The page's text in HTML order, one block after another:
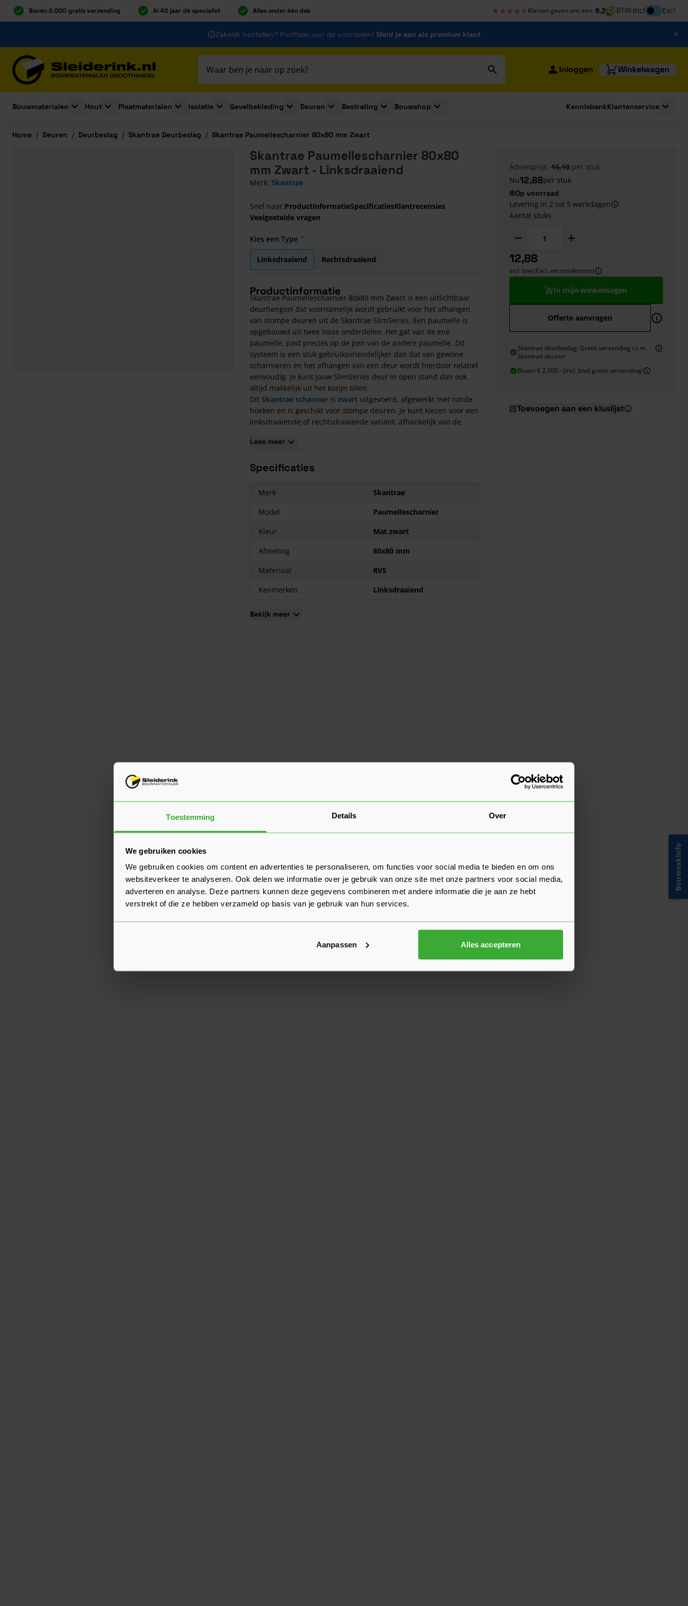
Toestemming Details Over
We gebruiken cookies
We gebruiken cookies om content en advertenties te personaliseren, om functies voor social media te bieden en om ons
websiteverkeer te analyseren. Ook delen we informatie over je gebruik van onze site met onze partners voor social media,
adverteren en analyse. Deze partners kunnen deze gegevens combineren met andere informatie die je aan ze hebt
verstrekt of die ze hebben verzameld op basis van je gebruik van hun services.
Aanpassen Alles accepteren
Boven 2.000 gratis verzending Al 40 jaar dé specialist Alles onder één dak ★★★★★
★★★★★ Klanten geven ons een 9,2 BTW:InclInclusief btw
Excl
Zakelijk bestellen? Profiteer van de voordelen! Meld je aan als premium klant
Inloggen Winkelwagen
Bouwmaterialen
Toggle submenu for Bouwmaterialen
Hout
Toggle submenu for Hout
Plaatmaterialen
Toggle submenu for Plaatmaterialen
Isolatie
Toggle submenu for Isolatie
Gevelbekleding
Toggle submenu for Gevelbekleding
Deuren
Toggle submenu for Deuren
Bestrating
Toggle submenu for Bestrating
Bouwshop
Toggle submenu for Bouwshop
KennisbankKlantenservice
Home / Deuren / Deurbeslag / Skantrae Deurbeslag / Skantrae Paumellescharnier 80x80 mm Zwart
Skantrae Paumellescharnier 80x80
mm Zwart - Linksdraaiend
Merk: Skantrae
Snel naar:ProductinformatieSpecificatiesKlantrecensies
Veelgestelde vragen
Kies een Type
Linksdraaiend Rechtsdraaiend
Productinformatie
Skantrae Paumellescharnier 80x80 mm Zwart is een uitlichtbaar
deurhengsel dat voornamelijk wordt gebruikt voor het afhangen
van stompe deuren uit de Skantrae SlimSeries. Een paumelle is
opgebouwd uit twee losse onderdelen. Het gat van de ene
paumelle, past precies op de pen van de andere paumelle. Dit
systeem is een stuk gebruiksvriendelijker dan dat van gewone
scharnieren en het afhangen van een deur wordt hierdoor relatief
eenvoudig. Je kunt jouw SlimSeries deur in open stand dan ook
altijd makkelijk uit het kozijn tillen.
Dit Skantrae scharnier is zwart uitgevoerd, afgewerkt met ronde
hoeken en is geschikt voor stompe deuren. Je kunt kiezen voor een
linksdraaiende of rechtsdraaiende variant, afhankelijk van de
Lees meer
Specificaties
Merk
Skantrae
Model
Paumellescharnier
Kleur
Mat zwart
Afmeting
80x80 mm
Materiaal
RVS
Kenmerken
Linksdraaiend
Bekijk meer
Adviesprijs 16,10 per stuk
Nu12,88per stuk
Op voorraad
Levering in 2 tot 5 werkdagen
Aantal stuks
12,88
incl. btw (Excl. verzendkosten)
In mijn winkelwagen
Offerte aanvragen
Skantrae deurbeslag: Gratis verzending i.c.m.
Skantrae deuren
Boven € 2.000,- (incl. btw) gratis verzending!
Toevoegen aan een kluslijst
Bouwvakinfo